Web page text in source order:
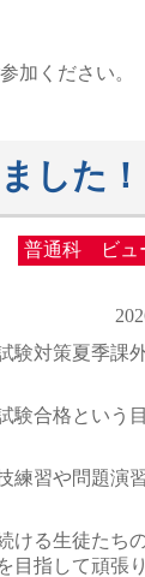
加ください。
した！
普通科 ビュ
験対策夏季課
験合格という
練習や問題演
ける生徒たち
指して頑張り